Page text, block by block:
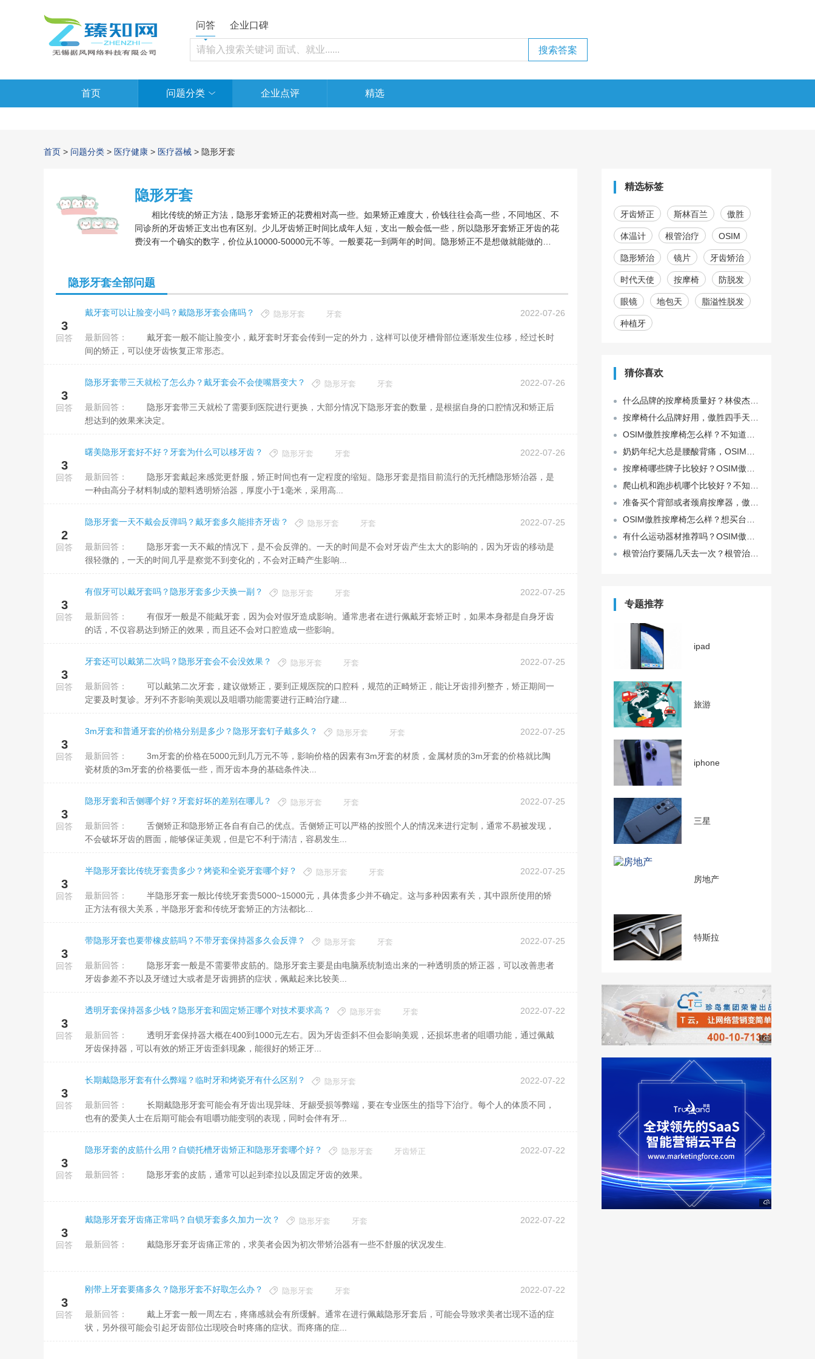
问答 企业口碑
首页 问题分类 企业点评 精选
首页 > 问题分类 > 医疗健康 > 医疗器械 > 隐形牙套
隐形牙套
相比传统的矫正方法，隐形牙套矫正的花费相对高一些。如果矫正难度大，价钱往往会高一些，不同地区、不
同诊所的牙齿矫正支出也有区别。少儿牙齿矫正时间比成年人短，支出一般会低一些，所以隐形牙套矫正牙齿的花
费没有一个确实的数字，价位从10000-50000元不等。一般要花一到两年的时间。隐形矫正不是想做就能做的，
隐形牙套全部问题
3
回答
戴牙套可以让脸变小吗？戴隐形牙套会痛吗？ 2022-07-26
隐形牙套 牙套
最新回答：
间的矫正，可以使牙齿恢复正常形态。
3
回答
隐形牙套带三天就松了怎么办？戴牙套会不会使嘴唇变大？ 2022-07-26
隐形牙套 牙套
最新回答：
想达到的效果来决定。
3
回答
曙美隐形牙套好不好？牙套为什么可以移牙齿？ 2022-07-26
隐形牙套 牙套
最新回答：
一种由高分子材料制成的塑料透明矫治器，厚度小于1毫米，采用高...
2
回答
隐形牙套一天不戴会反弹吗？戴牙套多久能排齐牙齿？ 2022-07-25
隐形牙套 牙套
最新回答：
很轻微的，一天的时间几乎是察觉不到变化的，不会对正畸产生影响...
3
回答
有假牙可以戴牙套吗？隐形牙套多少天换一副？ 2022-07-25
隐形牙套 牙套
最新回答：
的话，不仅容易达到矫正的效果，而且还不会对口腔造成一些影响。
3
回答
牙套还可以戴第二次吗？隐形牙套会不会没效果？ 2022-07-25
隐形牙套 牙套
最新回答：
定要及时复诊。牙列不齐影响美观以及咀嚼功能需要进行正畸治疗建...
3
回答
3m牙套和普通牙套的价格分别是多少？隐形牙套钉子戴多久？ 2022-07-25
隐形牙套 牙套
最新回答：
瓷材质的3m牙套的价格要低一些，而牙齿本身的基础条件决...
3
回答
隐形牙套和舌侧哪个好？牙套好坏的差别在哪儿？ 2022-07-25
隐形牙套 牙套
最新回答：
不会破坏牙齿的唇面，能够保证美观，但是它不利于清洁，容易发生...
3
回答
半隐形牙套比传统牙套贵多少？烤瓷和全瓷牙套哪个好？ 2022-07-25
隐形牙套 牙套
最新回答：
正方法有很大关系，半隐形牙套和传统牙套矫正的方法都比...
3
回答
带隐形牙套也要带橡皮筋吗？不带牙套保持器多久会反弹？ 2022-07-25
隐形牙套 牙套
最新回答：
牙齿参差不齐以及牙缝过大或者是牙齿拥挤的症状，佩戴起来比较美...
3
回答
透明牙套保持器多少钱？隐形牙套和固定矫正哪个对技术要求高？ 2022-07-22
隐形牙套 牙套
最新回答：
牙齿保持器，可以有效的矫正牙齿歪斜现象，能很好的矫正牙...
3
回答
长期戴隐形牙套有什么弊端？临时牙和烤瓷牙有什么区别？ 2022-07-22
隐形牙套
最新回答：
也有的爱美人士在后期可能会有咀嚼功能变弱的表现，同时会伴有牙...
3
回答
隐形牙套的皮筋什么用？自锁托槽牙齿矫正和隐形牙套哪个好？ 2022-07-22
隐形牙套 牙齿矫正
最新回答： 隐形牙套的皮筋，通常可以起到牵拉以及固定牙齿的效果。
3
回答
戴隐形牙套牙齿痛正常吗？自锁牙套多久加力一次？ 2022-07-22
隐形牙套 牙套
最新回答： 戴隐形牙套牙齿痛正常的，求美者会因为初次带矫治器有一些不舒服的状况发生.
3
回答
刚带上牙套要痛多久？隐形牙套不好取怎么办？ 2022-07-22
隐形牙套 牙套
最新回答：
状，另外很可能会引起牙齿部位岀现咬合时疼痛的症状。而疼痛的症...
精选标签
牙齿矫正 斯林百兰 傲胜
体温计 根管治疗 OSIM
隐形矫治 镜片 牙齿矫治
时代天使 按摩椅 防脱发
眼镜 地包天 脂溢性脱发
种植牙
猜你喜欢
专题推荐
ipad
旅游
iphone
三星
房地产
特斯拉